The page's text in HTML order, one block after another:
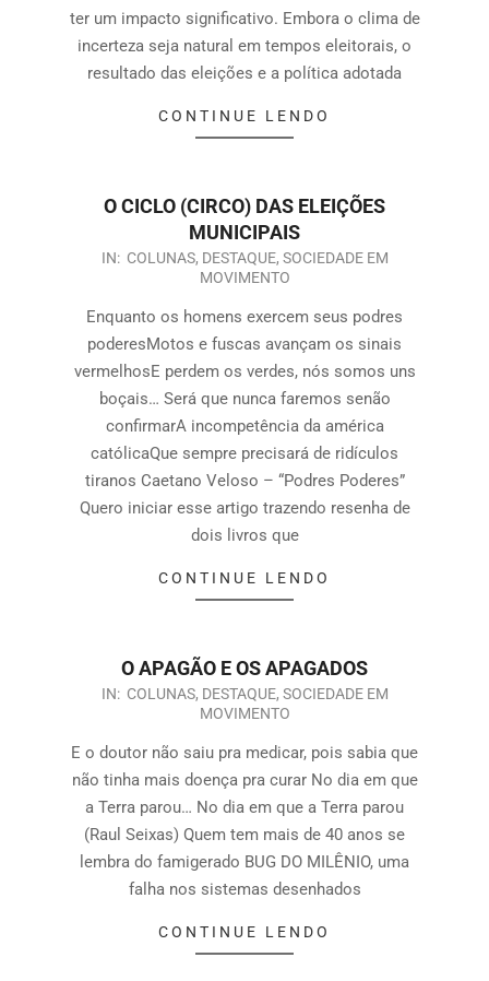
ter um impacto significativo. Embora o clima de
incerteza seja natural em tempos eleitorais, o
resultado das eleições e a política adotada
CONTINUE LENDO
O CICLO (CIRCO) DAS ELEIÇÕES
MUNICIPAIS
IN: COLUNAS, DESTAQUE, SOCIEDADE EM
MOVIMENTO
Enquanto os homens exercem seus podres
poderesMotos e fuscas avançam os sinais
vermelhosE perdem os verdes, nós somos uns
boçais… Será que nunca faremos senão
confirmarA incompetência da américa
católicaQue sempre precisará de ridículos
tiranos Caetano Veloso – “Podres Poderes”
Quero iniciar esse artigo trazendo resenha de
dois livros que
CONTINUE LENDO
O APAGÃO E OS APAGADOS
IN: COLUNAS, DESTAQUE, SOCIEDADE EM
MOVIMENTO
E o doutor não saiu pra medicar, pois sabia que
não tinha mais doença pra curar No dia em que
a Terra parou… No dia em que a Terra parou
(Raul Seixas) Quem tem mais de 40 anos se
lembra do famigerado BUG DO MILÊNIO, uma
falha nos sistemas desenhados
CONTINUE LENDO